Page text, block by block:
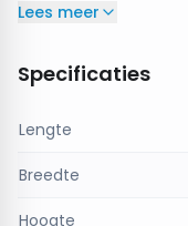
sfeerverlichting,
meterlevert deze
de
CRI van ≥90+
weergegeven.
De750 lumen per
Lees meer
Specificaties
Lengte
Breedte
Hoogte